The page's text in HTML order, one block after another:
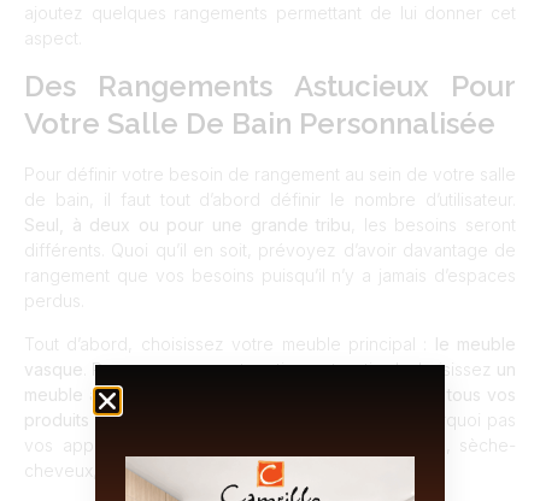
ajoutez quelques rangements permettant de lui donner cet
aspect.
Des Rangements Astucieux Pour
Votre Salle De Bain Personnalisée
Pour définir votre besoin de rangement au sein de votre salle
de bain, il faut tout d’abord définir le nombre d’utilisateur.
Seul, à deux ou pour une grande tribu , les besoins seront
différents. Quoi qu’il en soit, prévoyez d’avoir davantage de
rangement que vos besoins puisqu’il n’y a jamais d’espaces
perdus.
Tout d’abord, choisissez votre meuble principal : le meuble
vasque . Pour un rangement pratique et optimal, choisissez un
meuble à larges tiroirs
tous vos
produits de beauté et d’hygiène quotidiens
, et pourquoi pas
vos appareils électriques avec praticité (tondeuse, sèche-
cheveux, lisseur…).